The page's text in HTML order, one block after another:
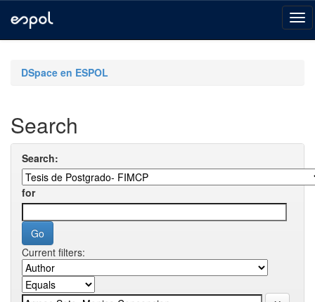
navigationDSpace en ESPOL
Search
Search:
for
Current filters: